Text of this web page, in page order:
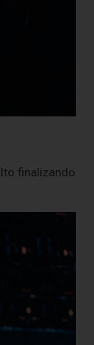
finalizando